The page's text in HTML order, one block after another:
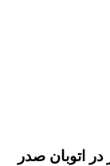
اتوبان صدر